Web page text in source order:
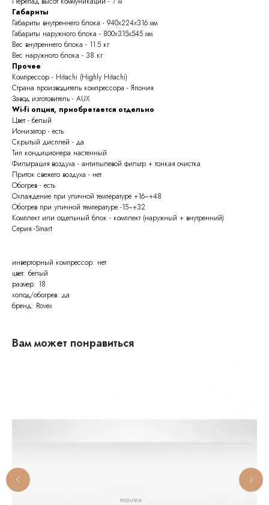
Габариты
Габариты внутреннего блока - 940х224х316 мм
Габариты наружного блока - 800x315х545 мм
Вес внутреннего блока - 11.5 кг
Вес наружного блока - 38 кг
Прочее
Компрессор - Hitachi (Highly Hitachi)
Страна производитель компрессора - Япония
Завод изготовитель - AUX
Wi-fi опция, приобретается отдельно
Цвет - белый
Ионизатор - есть
Скрытый дисплей - да
Тип кондиционера настенный
Фильтрация воздуха - антипылевой фильтр + тонкая очистка
Приток свежего воздуха - нет
Обогрев - есть
Охлаждение при уличной температуре +16~+48
Обогрев при уличной температуре -15~+32
Комплект или отдельный блок - комплект (наружный + внутренний)
Серия -Smart
инверторный компрессор: нет
цвет: белый
размер: 18
холод/обогрев: да
бренд: Rovex
Вам может понравиться